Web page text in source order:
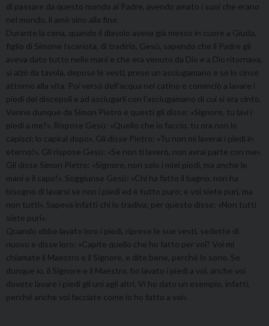
di passare da questo mondo al Padre, avendo amato i suoi che erano
nel mondo, li amò sino alla fine.
Durante la cena, quando il diavolo aveva già messo in cuore a Giuda,
figlio di Simone Iscariota, di tradirlo, Gesù, sapendo che il Padre gli
aveva dato tutto nelle mani e che era venuto da Dio e a Dio ritornava,
si alzò da tavola, depose le vesti, prese un asciugamano e se lo cinse
attorno alla vita. Poi versò dell’acqua nel catino e cominciò a lavare i
piedi dei discepoli e ad asciugarli con l’asciugamano di cui si era cinto.
Venne dunque da Simon Pietro e questi gli disse: «Signore, tu lavi i
piedi a me?». Rispose Gesù: «Quello che io faccio, tu ora non lo
capisci; lo capirai dopo». Gli disse Pietro: «Tu non mi laverai i piedi in
eterno!». Gli rispose Gesù: «Se non ti laverò, non avrai parte con me».
Gli disse Simon Pietro: «Signore, non solo i miei piedi, ma anche le
mani e il capo!». Soggiunse Gesù: «Chi ha fatto il bagno, non ha
bisogno di lavarsi se non i piedi ed è tutto puro; e voi siete puri, ma
non tutti». Sapeva infatti chi lo tradiva; per questo disse: «Non tutti
siete puri».
Quando ebbe lavato loro i piedi, riprese le sue vesti, sedette di
nuovo e disse loro: «Capite quello che ho fatto per voi? Voi mi
chiamate il Maestro e il Signore, e dite bene, perché lo sono. Se
dunque io, il Signore e il Maestro, ho lavato i piedi a voi, anche voi
dovete lavare i piedi gli uni agli altri. Vi ho dato un esempio, infatti,
perché anche voi facciate come io ho fatto a voi».